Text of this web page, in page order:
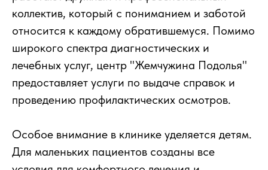
коллектив, который с пониманием и заботой
относится к каждому обратившемуся. Помимо
широкого спектра диагностических и
лечебных услуг, центр "Жемчужина Подолья"
предоставляет услуги по выдаче справок и
проведению профилактических осмотров.
Особое внимание в клинике уделяется детям.
Для маленьких пациентов созданы все